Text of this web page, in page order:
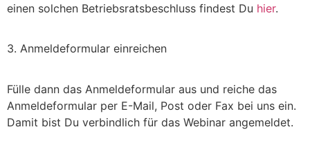
einen solchen Betriebsratsbeschluss findest Du hier.
3. Anmeldeformular einreichen
Fülle dann das Anmeldeformular aus und reiche das
Anmeldeformular per E-Mail, Post oder Fax bei uns ein.
Damit bist Du verbindlich für das Webinar angemeldet.